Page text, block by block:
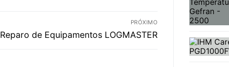
PRÓXIMO
Próximo
Reparo de Equipamentos LOGMASTER